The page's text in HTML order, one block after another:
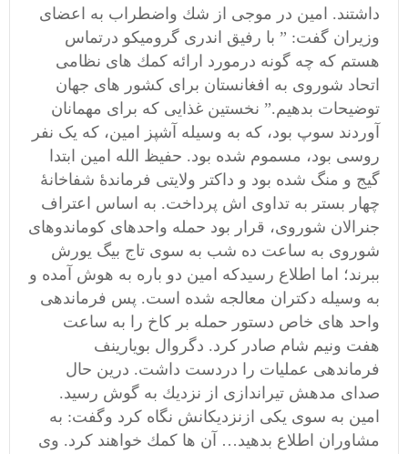
داشتند. امين در موجی از شك واضطراب به اعضای
وزيران گفت: ” با رفيق اندری گروميكو درتماس
هستم كه چه گونه درمورد ارائه كمك های نظامی
اتحاد شوروی به افغانستان برای كشور های جهان
توضيحات بدهيم.” نخستین غذایی که برای مهمانان
آوردند سوپ بود، که به وسیله آشپز امین، که یک نفر
روسی بود، مسموم شده بود. حفیظ الله امین ابتدا
گیج و منگ شده بود و داکتر ولایتی فرماندۀ شفاخانۀ
چهار بستر به تداوی اش پرداخت. به اساس
اعتراف
جنرالان شوروی، قرار بود حمله واحدهای كوماندوهای
شوروی به ساعت ده شب به سوی تاج بيگ يورش
ببرند؛ اما اطلاع رسيدكه امين دو باره به هوش آمده و
به وسيله دكتران معالجه شده است. پس فرماندهی
واحد های خاص دستور حمله بر كاخ را به ساعت
هفت ونيم شام صادر كرد. دگروال بويارينف
فرماندهی عمليات را دردست داشت. درين حال
صدای مدهش تيراندازی از نزديك به گوش رسيد.
امين به سوی يكی ازنزديكانش نگاه كرد وگفت: به
مشاوران اطلاع بدهيد… آن ها كمك خواهند كرد. وی